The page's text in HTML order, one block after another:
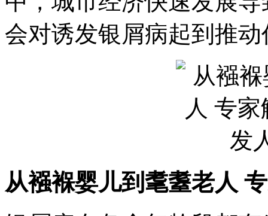
会对诱发银屑病起到推动
从襁褓婴儿到耄耋老人